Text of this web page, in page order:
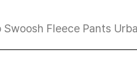
Swoosh Fleece Pants